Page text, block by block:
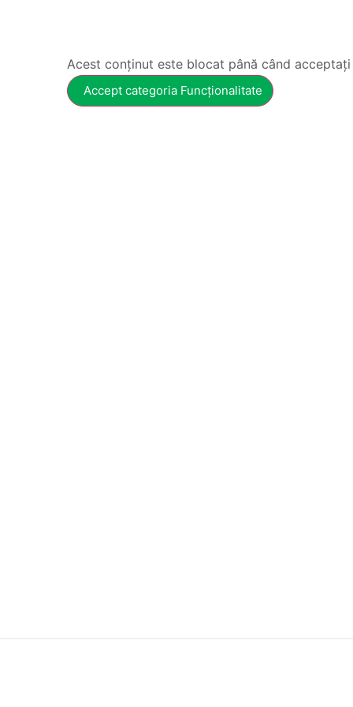
Acest conținut este blocat până când
Accept categoria Funcționalitate